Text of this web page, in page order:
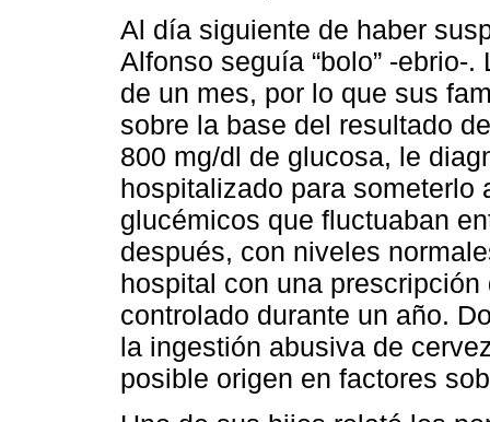
Al día siguiente de haber
Alfonso seguía “bolo” -ebrio-
de un mes, por lo que sus
sobre la base del resultado
800 mg/dl de glucosa, le
hospitalizado para
glucémicos que fluctuaban
después, con niveles
hospital con una
controlado durante un año.
la ingestión abusiva de
posible origen en factores